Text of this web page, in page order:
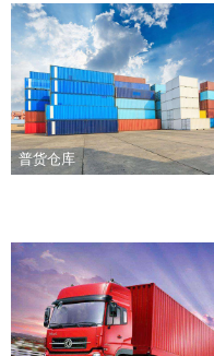
普货仓库